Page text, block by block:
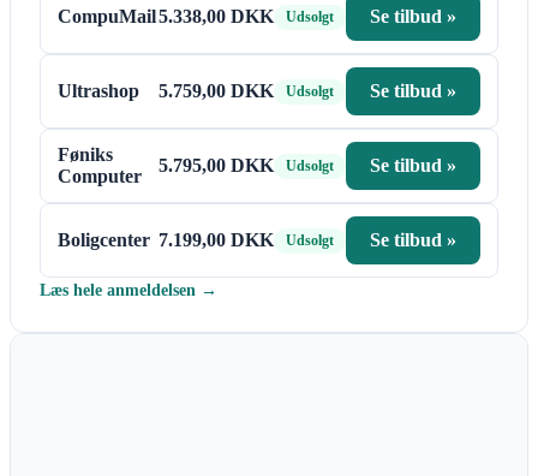
CompuMail5.338,00 DKK Udsolgt Se tilbud »
Ultrashop 5.759,00 DKK Udsolgt Se tilbud »
Føniks
Computer
5.795,00 DKK Udsolgt Se tilbud »
Boligcenter 7.199,00 DKK Udsolgt Se tilbud »
Læs hele anmeldelsen →